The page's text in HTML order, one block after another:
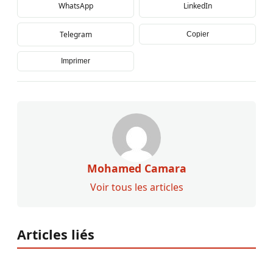
WhatsApp LinkedIn
Telegram Copier
Imprimer
Mohamed Camara
Voir tous les articles
Articles liés